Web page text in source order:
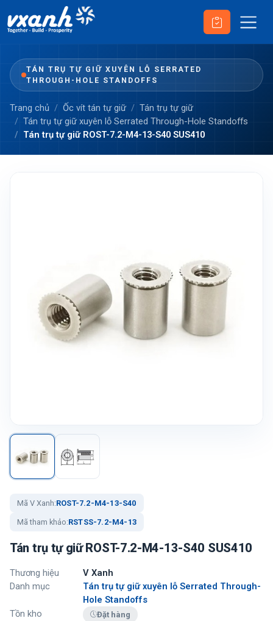
TÁN TRỤ TỰ GIỮ XUYÊN LỖ SERRATED
THROUGH-HOLE STANDOFFS
Trang chủ Ốc vít tán tự giữ
Tán trụ tự giữ
Tán trụ tự giữ xuyên lỗ Serrated Through-Hole Standoffs
Tán trụ tự giữ ROST-7.2-M4-13-S40 SUS410
Mã V Xanh:ROST-7.2-M4-13-S40
Mã tham khảo:RSTSS-7.2-M4-13
Tán trụ tự giữ ROST-7.2-M4-13-S40 SUS410
Thương hiệu
V Xanh
Danh mục
Tán trụ tự giữ xuyên lỗ Serrated Through-
Hole Standoffs
Tồn kho
Đặt hàng